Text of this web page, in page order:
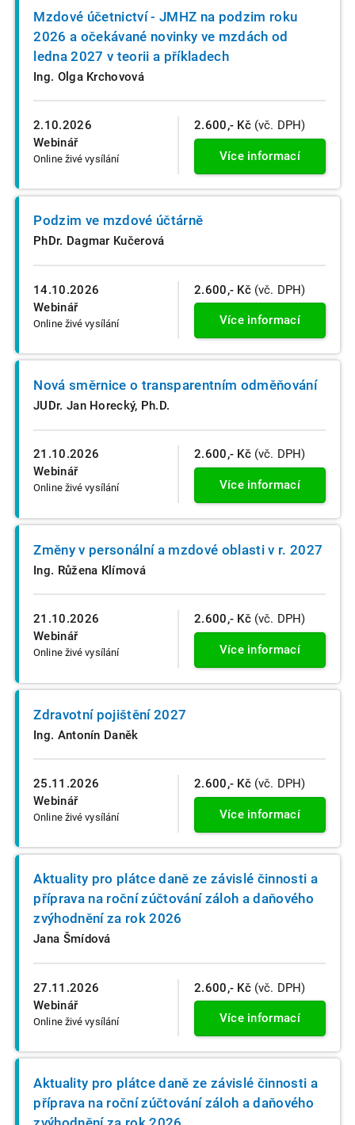
2.10.2026
Webinář
Online živé vysílání
Mzdové účetnictví - JMHZ na podzim roku
2026 a očekávané novinky ve mzdách od
ledna 2027 v teorii a příkladech
Ing. Olga Krchovová
2.600,- Kč (vč. DPH)
Více informací
14.10.2026
Webinář
Online živé vysílání
Podzim ve mzdové účtárně
PhDr. Dagmar Kučerová
2.600,- Kč (vč. DPH)
Více informací
21.10.2026
Webinář
Online živé vysílání
Nová směrnice o transparentním odměňování
JUDr. Jan Horecký, Ph.D.
2.600,- Kč (vč. DPH)
Více informací
21.10.2026
Webinář
Online živé vysílání
Změny v personální a mzdové oblasti v r. 2027
Ing. Růžena Klímová
2.600,- Kč (vč. DPH)
Více informací
25.11.2026
Webinář
Online živé vysílání
Zdravotní pojištění 2027
Ing. Antonín Daněk
2.600,- Kč (vč. DPH)
Více informací
27.11.2026
Webinář
Online živé vysílání
Aktuality pro plátce daně ze závislé činnosti a
příprava na roční zúčtování záloh a daňového
zvýhodnění za rok 2026
Jana Šmídová
2.600,- Kč (vč. DPH)
Více informací
Aktuality pro plátce daně ze závislé činnosti a
příprava na roční zúčtování záloh a daňového